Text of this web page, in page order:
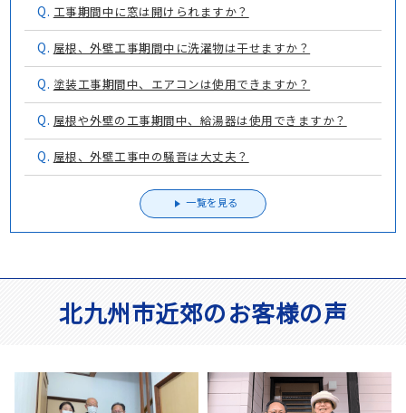
Q. 工事期間中に窓は開けられますか？
Q. 屋根、外壁工事期間中に洗濯物は干せますか？
Q. 塗装工事期間中、エアコンは使用できますか？
Q. 屋根や外壁の工事期間中、給湯器は使用できますか？
Q. 屋根、外壁工事中の騒音は大丈夫？
一覧を見る
北九州市近郊のお客様の声